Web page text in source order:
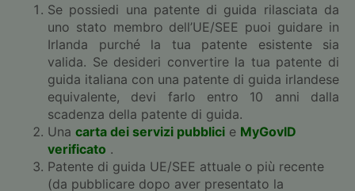
Se possiedi una patente di guida rilasciata da
uno stato membro dell’UE/SEE puoi guidare in
Irlanda purché la tua patente esistente sia
valida. Se desideri convertire la tua patente di
guida italiana con una patente di guida irlandese
equivalente, devi farlo entro 10 anni dalla
scadenza della patente di guida.
Una carta dei servizi pubblici e MyGovID
verificato .
Patente di guida UE/SEE attuale o più recente
(da pubblicare dopo aver presentato la